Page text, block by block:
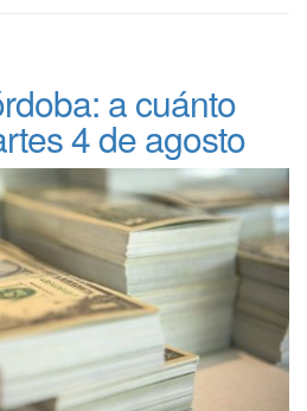
a cuánto
4 de agosto